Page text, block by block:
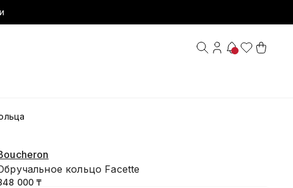
кольцо Facette
000 ₸